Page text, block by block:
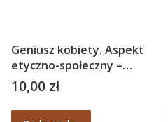
Geniusz kobiety. Aspekt
etyczno-społeczny –
Henryk Misztal
Cena
10,00 zł